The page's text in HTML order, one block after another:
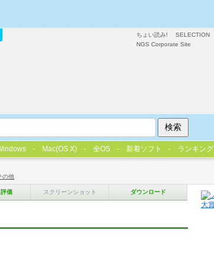
の他
価 スクリーンショット ダウンロード
ちょい読み! SELECTION
NGS Corporate Site
Mac(OS X) 全OS 新着ソフト ランキング